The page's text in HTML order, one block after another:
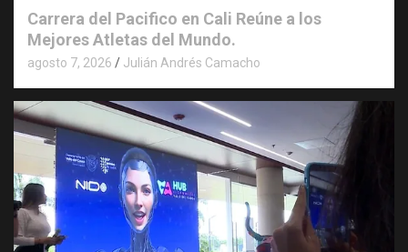
Carrera del Pacifico en Cali Reúne a los
Mejores Atletas del Mundo.
agosto 7, 2026 Julián Andrés Camacho